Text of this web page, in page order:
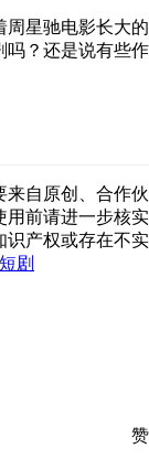
周星驰电影长大
？还是说有些
来自原创、合作
前请进一步核
产权或存在不
短剧
赞